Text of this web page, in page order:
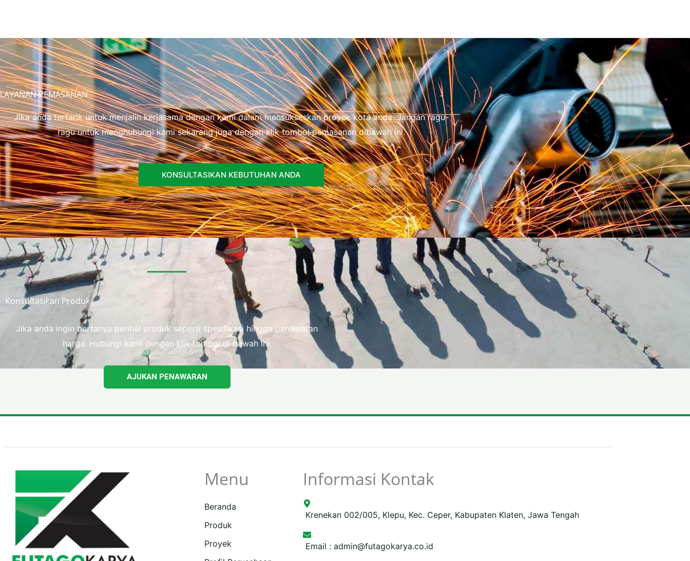
LAYANAN PEMASANAN
Jika anda tertarik untuk menjalin kerjasama dengan kami dalam mensukseskan proyek kota anda. Jangan ragu-
ragu untuk menghubungi kami sekarang juga dengan klik tombol pemasanan dibawah ini.
KONSULTASIKAN KEBUTUHAN ANDA
Konsultasikan Produk
Jika anda ingin bertanya perihal produk seperti spesifikasi hingga penawaran
harga. Hubungi kami dengan klik tombol di bawah ini.
AJUKAN PENAWARAN
Menu
Beranda
Produk
Proyek
Informasi Kontak
Krenekan 002/005, Klepu, Kec. Ceper, Kabupaten Klaten, Jawa Tengah
Email :admin@futagokarya.co.id